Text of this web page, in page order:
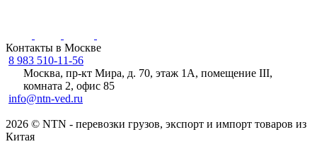
Контакты в Москве
8 983 510-11-56
Москва, пр-кт Мира, д. 70, этаж 1А, помещение III,
комната 2, офис 85
info@ntn-ved.ru
2026 © NTN - перевозки грузов, экспорт и импорт товаров из
Китая